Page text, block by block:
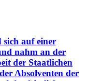
sich auf einer
nahm an der
der Staatlichen
Absolventen der